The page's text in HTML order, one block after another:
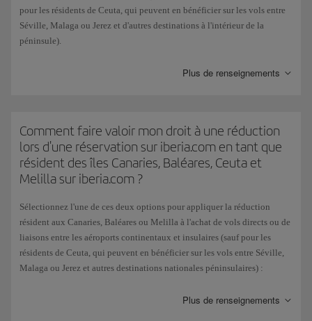
pour les résidents de Ceuta, qui peuvent en bénéficier sur les vols entre
Séville, Malaga ou Jerez et d'autres destinations à l'intérieur de la
péninsule).
Après avoir choisi la provenance et la destination de votre vol, et sous
Cette subvention, accordée par l'État espagnol, ne s'applique pas si vous
réglez vos billets avec des Avios.
Plus de renseignements
Comment faire valoir mon droit à une réduction
lors d'une réservation sur iberia.com en tant que
résident des îles Canaries, Baléares, Ceuta et
Melilla sur iberia.com ?
Sélectionnez l'une de ces deux options pour appliquer la réduction
résident aux Canaries, Baléares ou Melilla à l'achat de vols directs ou de
liaisons entre les aéroports continentaux et insulaires (sauf pour les
résidents de Ceuta, qui peuvent en bénéficier sur les vols entre Séville,
Malaga ou Jerez et autres destinations nationales péninsulaires) :
Sur notre page principale, après avoir sélectionné la provenance et la
Plus de renseignements